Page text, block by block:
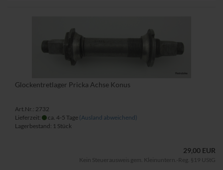
Glockentretlager Pricka Achse Konus
Art.Nr.: 2732
Lieferzeit:
ca. 4-5 Tage (Ausland abweichend)
Lagerbestand: 1 Stück
29,00 EUR
Kein Steuerausweis gem. Kleinuntern.-Reg. §19 UStG